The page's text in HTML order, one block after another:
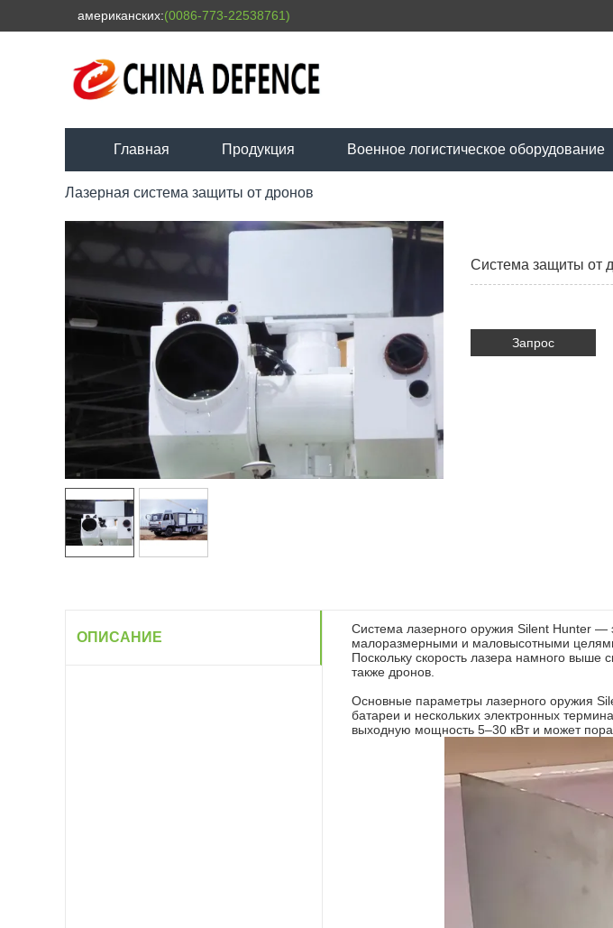
американских:(0086-773-22538761)
Главная Продукция Военное логистическое оборудование
Лазерная система защиты от дронов
Система защиты от
Запрос
ОПИСАНИЕ
Система лазерного оружия Silent Hunter —
малоразмерными и маловысотными
Поскольку скорость лазера намного выше
также дронов.
Основные параметры лазерного оружия
батареи и нескольких электронных
выходную мощность 5–30 кВт и может